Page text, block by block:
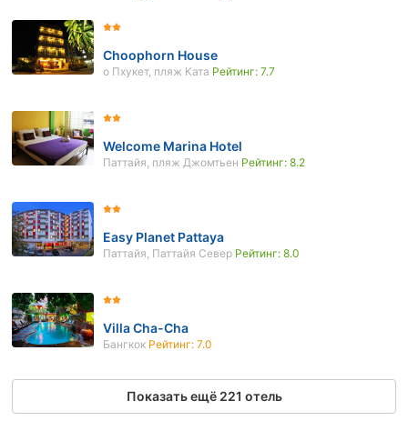
Choophorn House
о Пхукет, пляж Ката Рейтинг: 7.7
Welcome Marina Hotel
Паттайя, пляж Джомтьен Рейтинг: 8.2
Easy Planet Pattaya
Паттайя, Паттайя Север Рейтинг: 8.0
Villa Cha-Cha
Бангкок Рейтинг: 7.0
Показать ещё 221 отель